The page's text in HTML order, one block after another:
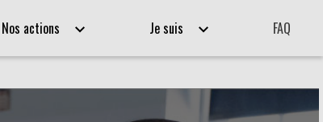
Nos actions Je suis FAQ